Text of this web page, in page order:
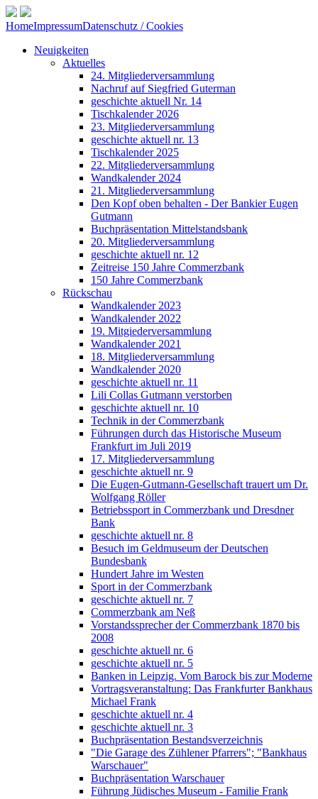
HomeImpressumDatenschutz / Cookies
Neuigkeiten
Aktuelles
24. Mitgliederversammlung
Nachruf auf Siegfried Guterman
geschichte aktuell Nr. 14
Tischkalender 2026
23. Mitgliederversammlung
geschichte aktuell nr. 13
Tischkalender 2025
22. Mitgliederversammlung
Wandkalender 2024
21. Mitgliederversammlung
Den Kopf oben behalten - Der Bankier Eugen
Gutmann
Buchpräsentation Mittelstandsbank
20. Mitgliederversammlung
geschichte aktuell nr. 12
Zeitreise 150 Jahre Commerzbank
150 Jahre Commerzbank
Rückschau
Wandkalender 2023
Wandkalender 2022
19. Mitgiederversammlung
Wandkalender 2021
18. Mitgliederversammlung
Wandkalender 2020
geschichte aktuell nr. 11
Lili Collas Gutmann verstorben
geschichte aktuell nr. 10
Technik in der Commerzbank
Führungen durch das Historische Museum
Frankfurt im Juli 2019
17. Mitgliederversammlung
geschichte aktuell nr. 9
Die Eugen-Gutmann-Gesellschaft trauert um Dr.
Wolfgang Röller
Betriebssport in Commerzbank und Dresdner
Bank
geschichte aktuell nr. 8
Besuch im Geldmuseum der Deutschen
Bundesbank
Hundert Jahre im Westen
Sport in der Commerzbank
geschichte aktuell nr. 7
Commerzbank am Neß
Vorstandssprecher der Commerzbank 1870 bis
2008
geschichte aktuell nr. 6
geschichte aktuell nr. 5
Banken in Leipzig. Vom Barock bis zur Moderne
Vortragsveranstaltung: Das Frankfurter Bankhaus
Michael Frank
geschichte aktuell nr. 4
geschichte aktuell nr. 3
Buchpräsentation Bestandsverzeichnis
"Die Garage des Zühlener Pfarrers"; "Bankhaus
Warschauer"
Buchpräsentation Warschauer
Führung Jüdisches Museum - Familie Frank